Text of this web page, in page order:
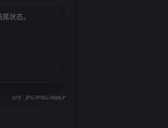
0/9· JPG/PNG/WebP